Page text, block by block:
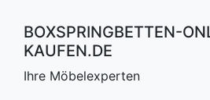
BOXSPRINGBETTEN-
KAUFEN.DE
Ihre Möbelexperten